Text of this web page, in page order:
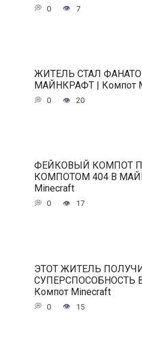
0 7
ЖИТЕЛЬ СТАЛ
МАЙНКРАФТ | Компот
0 20
ФЕЙКОВЫЙ КОМПОТ
КОМПОТОМ 404 В
Minecraft
0 17
ЭТОТ ЖИТЕЛЬ
СУПЕРСПОСОБНОСТЬ
Компот Minecraft
0 15